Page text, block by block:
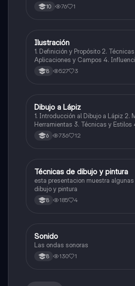
10 76 1
Artes
Ilustración
1. Definición y Propósito 2.
Aplicaciones y Campos 4.
Artísticos 5. Ética en la Ilustración
Profesional y Educativo 7. Ejemplos
8 527 3
Artes
Dibujo a Lápiz
1. Introducción al Dibujo a Lápiz 2.
Herramientas 3. Técnicas y Estilos
Prácticas Recomendadas 5.
Referencias 6. Proceso Creativo y
6 736 12
Artes
Técnicas de dibujo y pintura
esta presentacion muestra
dibujo y pintura
8 185 4
Música
Sonido
Las ondas sonoras
8 130 1